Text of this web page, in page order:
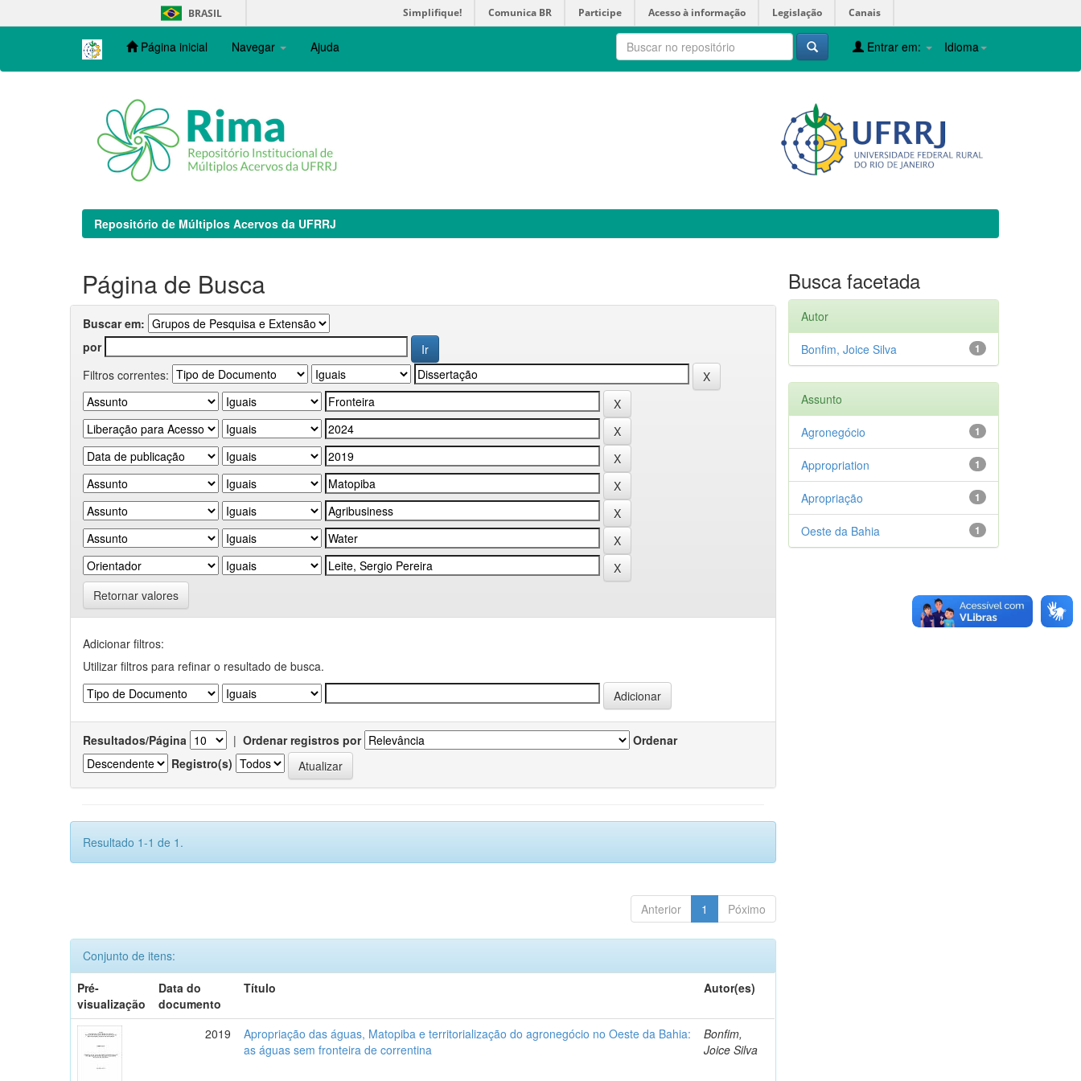
navigation
BRASIL Simplifique! Comunica BR Participe Acesso à informação Legislação Canais
Página inicial Navegar Ajuda Idioma
Entrar em:
Repositório de Múltiplos Acervos da UFRRJ
Página de Busca
Buscar em:
por
Filtros correntes:
Retornar valores
Adicionar filtros:
Utilizar filtros para refinar o resultado de busca.
Resultados/Página | Ordenar registros por
Ordenar
Registro(s)
Resultado 1-1 de 1.
Anterior 1 Póximo
Conjunto de itens:
Pré-
visualização
Data do
documento
Título Autor(es)
2019
Apropriação das águas, Matopiba e territorialização do agronegócio no Oeste da Bahia:
as águas sem fronteira de correntina
Bonfim,
Joice Silva
Busca facetada
Autor
1
Bonfim, Joice Silva
Assunto
1
Agronegócio
1
Appropriation
1
Apropriação
1
Oeste da Bahia